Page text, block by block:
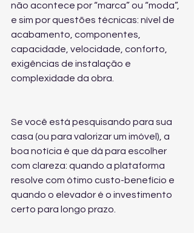
não acontece por “marca” ou “moda”,
e sim por questões técnicas: nível de
acabamento, componentes,
capacidade, velocidade, conforto,
exigências de instalação e
complexidade da obra.
Se você está pesquisando para sua
casa (ou para valorizar um imóvel), a
boa notícia é que dá para escolher
com clareza: quando a plataforma
resolve com ótimo custo-benefício e
quando o elevador é o investimento
certo para longo prazo.